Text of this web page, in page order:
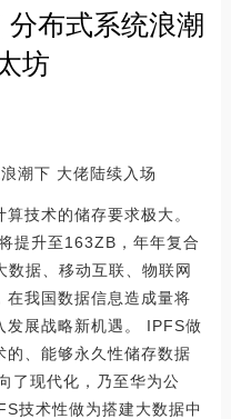
布式系统浪潮
坊
潮下 大佬陆续入场
技术的储存要求极大。
提升至163ZB，年年复合
数据、移动互联、物联网
在我国数据信息造成量将
发展战略新机遇。 IPFS做
的、能够永久性储存数据
了现代化，乃至华为公
技术性做为搭建大数据中